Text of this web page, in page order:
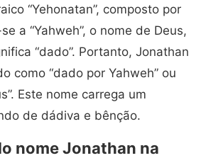
“Yehonatan”, composto por
a “Yahweh”, o nome de Deus,
“dado”. Portanto, Jonathan
como “dado por Yahweh” ou
Este nome carrega um
de dádiva e bênção.
nome Jonathan na